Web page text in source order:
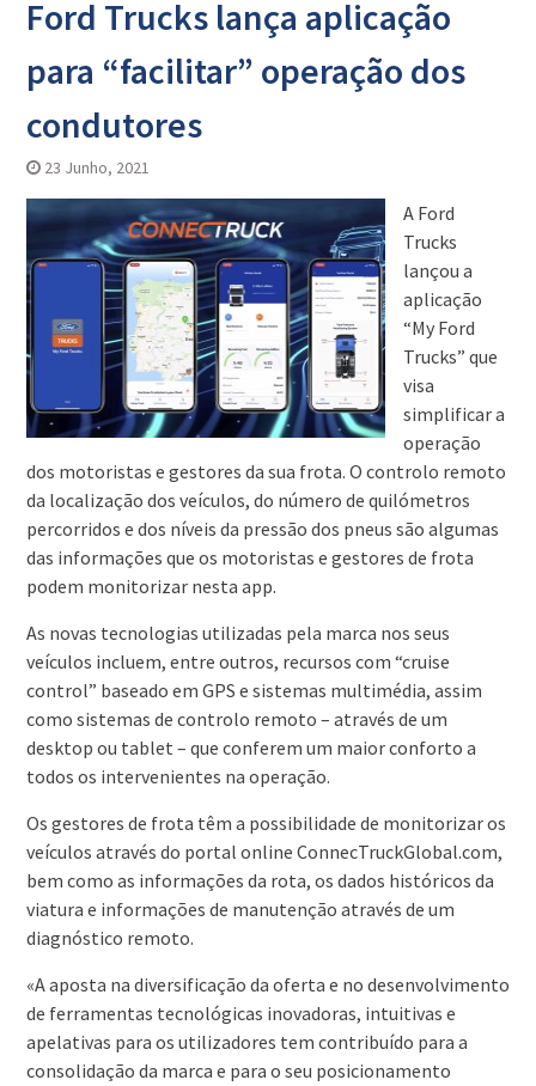
Ford Trucks lança aplicação
para “facilitar” operação dos
condutores
23 Junho, 2021
A Ford
Trucks
lançou a
aplicação
“My Ford
Trucks” que
visa
simplificar a
operação
dos motoristas e gestores da sua frota. O controlo remoto
da localização dos veículos, do número de quilómetros
percorridos e dos níveis da pressão dos pneus são algumas
das informações que os motoristas e gestores de frota
podem monitorizar nesta app.
As novas tecnologias utilizadas pela marca nos seus
veículos incluem, entre outros, recursos com “cruise
control” baseado em GPS e sistemas multimédia, assim
como sistemas de controlo remoto – através de um
desktop ou tablet – que conferem um maior conforto a
todos os intervenientes na operação.
Os gestores de frota têm a possibilidade de monitorizar os
veículos através do portal online ConnecTruckGlobal.com,
bem como as informações da rota, os dados históricos da
viatura e informações de manutenção através de um
diagnóstico remoto.
«A aposta na diversificação da oferta e no desenvolvimento
de ferramentas tecnológicas inovadoras, intuitivas e
apelativas para os utilizadores tem contribuído para a
consolidação da marca e para o seu posicionamento